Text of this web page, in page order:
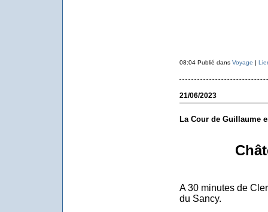
08:04 Publié dans Voyage |
21/06/2023
La Cour de Guillaume
A 30 minutes de
du Sancy.